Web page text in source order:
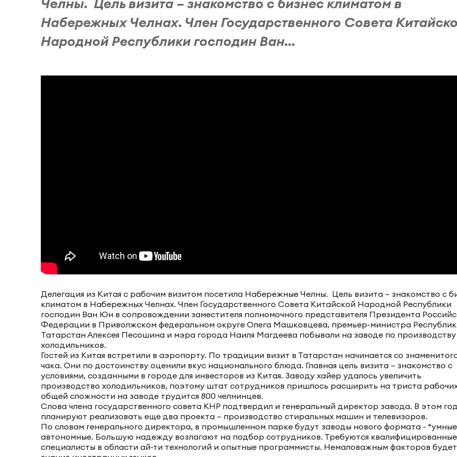
Набережных Челнах. Член Государственного Совета
Народной Республики господин Ван...
Делегация из Китая с рабочим визитом посетила Набережные Челны. Цель визита – знакомство с
климатом в Набережных Челнах. Член Государственного Совета Китайской Народной Республики
господин Ван Юн в сопровождении заместителя полномочного представителя Президента
Федерации в Приволжском федеральном округе Олега Машковцева, премьер-министра
Татарстан Алексея Песошина и мэра города Наиля Магдеева побывали на заводе по производству
холодильников.
Гостей из Китая встретили в аэропорту. По традиции визит в Татарстан начинается со
чака. Они по достоинству оценили вкус национального блюда. Главная цель визита – знакомство с
условиями, созданными в городе для инвесторов из Китая. Заводу хайер удалось увеличить
производство холодильников, поэтому штат сотрудников пришлось расширить на триста
общей сложности на заводе трудится 800 челнинцев.
Слова члена государственного совета КНР подтвердил и генеральный директор завода. В этом
планируют реализовать еще два проекта – производство стиральных машин и телевизоров.
По словам генерального директора, в промышленном парке будут заводы нового формата -
автономные. Большую надежду возлагают на подбор сотрудников. Требуются квалифицированные
специалисты в области ай-ти технологий и опытные программисты. Немаловажным факторов